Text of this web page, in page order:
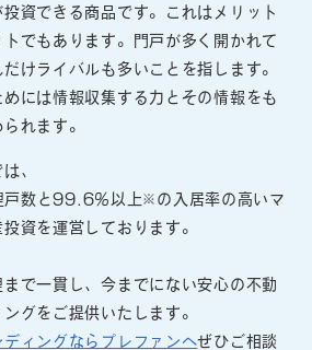
資できる商品です。これはメリット
でもあります。門戸が多く開かれて
けライバルも多いことを指します。
には情報収集する力とその情報をも
れます。
、
数と99.6％以上※ の入居率の高いマ
資を運営しております。
で一貫し、今までにない安心の不動
グをご提供いたします。
ィングならプレファンへぜひご相談